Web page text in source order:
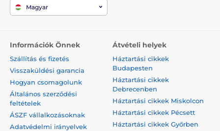
Magyar
Információk Önnek
Szállítás és fizetés
Visszaküldési garancia
Hogyan csomagolunk
Általános szerződési
feltételek
ÁSZF vállalkozásoknak
Adatvédelmi irányelvek
Átvételi helyek
Háztartási cikkek
Budapesten
Háztartási cikkek
Debrecenben
Háztartási cikkek Miskolcon
Háztartási cikkek Pécsett
Háztartási cikkek Győrben